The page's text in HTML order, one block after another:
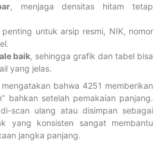
, menjaga densitas hitam tetap
untuk arsip resmi, NIK, nomor
baik, sehingga grafik dan tabel bisa
yang jelas.
bahwa 4251 memberikan
bahkan setelah pemakaian panjang.
scan ulang atau disimpan sebagai
yang konsisten sangat membantu
jangka panjang.